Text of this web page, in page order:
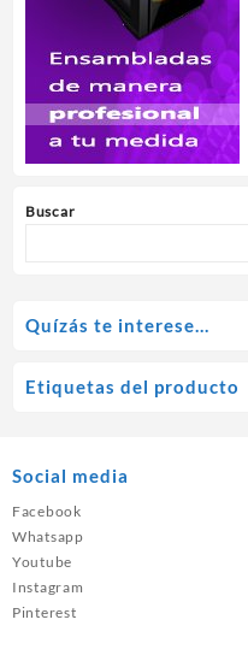
Buscar
Quízás te interese…
Etiquetas del producto
Social media
Facebook
Whatsapp
Youtube
Instagram
Pinterest